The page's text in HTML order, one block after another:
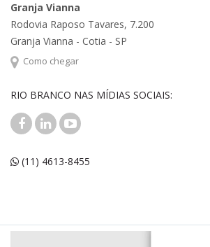
Granja Vianna
Rodovia Raposo Tavares, 7.200
Granja Vianna - Cotia - SP
Como chegar
RIO BRANCO NAS MÍDIAS SOCIAIS:
(11) 4613-8455